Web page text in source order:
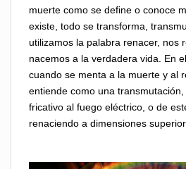
muerte como se define o conoce
existe, todo se transforma,
utilizamos la palabra renacer, nos
nacemos a la verdadera vida. En
cuando se menta a la muerte y al
entiende como una
fricativo al fuego eléctrico, o de
renaciendo a dimensiones